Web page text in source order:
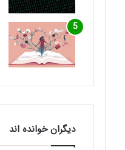
دیگران خوانده اند